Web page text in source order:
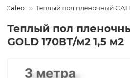
Caleo Теплый пол пленочный
Теплый пол
GOLD 170ВТ/м2 1,5 м2